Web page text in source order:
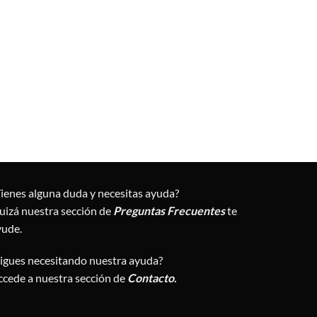
alguna duda y necesitas ayuda?
nuestra sección de Preguntas Frecuenteste
necesitando nuestra ayuda?
a nuestra sección de Contacto.